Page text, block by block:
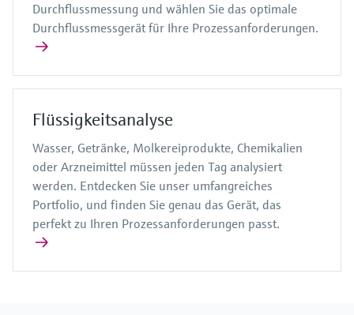
Durchflussmessung und wählen Sie das optimale
Durchflussmessgerät für Ihre Prozessanforderungen.
Flüssigkeitsanalyse
Wasser, Getränke, Molkereiprodukte, Chemikalien
oder Arzneimittel müssen jeden Tag analysiert
werden. Entdecken Sie unser umfangreiches
Portfolio, und finden Sie genau das Gerät, das
perfekt zu Ihren Prozessanforderungen passt.